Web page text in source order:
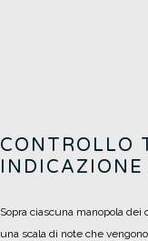
CONTROLLO
Sopra ciascuna manopola
una scala di note che